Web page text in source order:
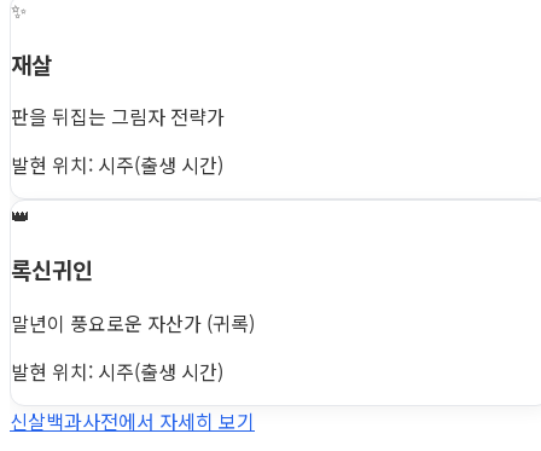
✨
재살
판을 뒤집는 그림자 전략가
발현 위치: 시주(출생 시간)
👑
록신귀인
말년이 풍요로운 자산가 (귀록)
발현 위치: 시주(출생 시간)
신살백과사전에서 자세히 보기